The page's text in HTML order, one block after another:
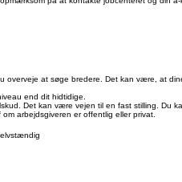
overveje at søge bredere. Det kan være, at
end dit hidtidige.
Det kan være vejen til en fast stilling. Du
arbejdsgiveren er offentlig eller privat.